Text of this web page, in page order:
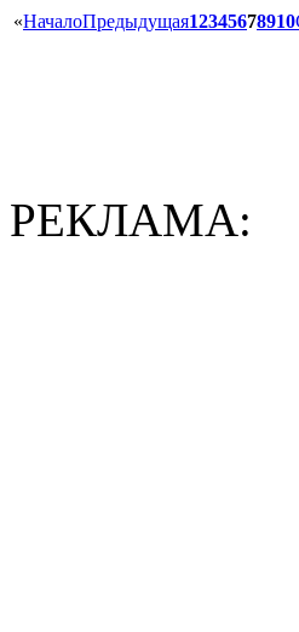
«НачалоПредыдущая12345678910
РЕКЛАМА: